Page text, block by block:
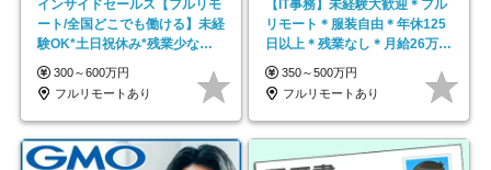
インサイドセールス【フルリモ
ート/全国どこでも働ける】未経
験OK*土日祝休み*残業少なめ*
在宅勤務手当あり
300～600万円
フルリモートあり
【IT事務】未経験大歓迎＊フル
リモート＊服装自由＊年休125
日以上＊残業なし＊月給26万円
以上
350～500万円
フルリモートあり